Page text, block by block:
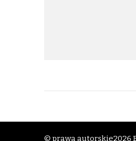
© prawa autorskie2026